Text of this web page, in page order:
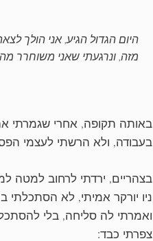
היום הגדול הגיע, אני הולך
מזה, ונרגעתי שאני משוחרר
באותה תקופה, אחרי שגמרתי
בעבודה, ולא הרשתי לעצמי
בצהריים, ירדתי לרחוב למטה
ניו יורקר אמיתי, לא
ואמרתי לה סליחה, בלי
צפרתי כבד: